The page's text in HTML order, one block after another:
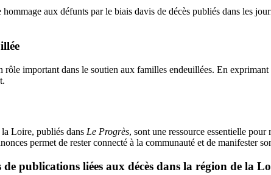
aux défunts par le biais davis de décès publiés dans les
rôle important dans le soutien aux familles endeuillées. En
Loire, publiés dans Le Progrès, sont une ressource essentielle
permet de rester connecté à la communauté et de manifester
de publications liées aux décès dans la région de la